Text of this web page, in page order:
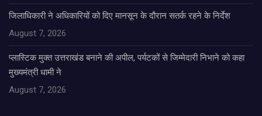
जिलाधिकारी ने अधिकारियों को दिए मानसून के दौरान सतर्क रहने के निर्देश
August 7, 2026
प्लास्टिक मुक्त उत्तराखंड बनाने की अपील, पर्यटकों से जिम्मेदारी निभाने को कहा
मुख्यमंत्री धामी ने
August 7, 2026